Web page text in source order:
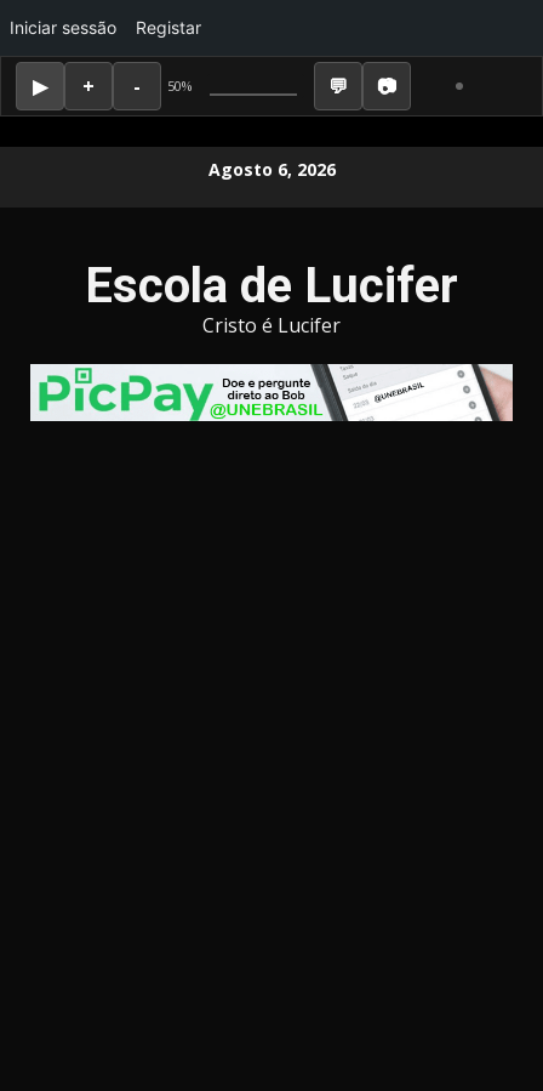
50%
Iniciar sessão Registar
Agosto 6, 2026
Escola de Lucifer
Cristo é Lucifer